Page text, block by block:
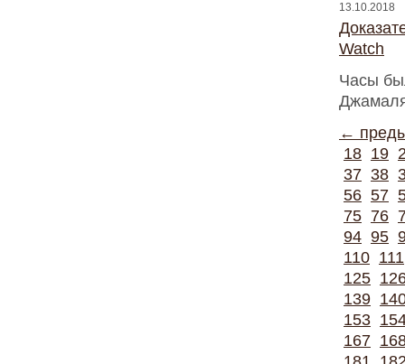
13.10.2018
Watch
Часы
←
18 19
37 38
56 57
75 76
94 95
110 111
125
139
153
167